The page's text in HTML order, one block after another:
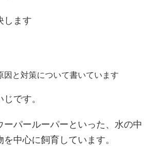
します
因と対策について書いています
です。
ーパールーパーといった、水の中
中心に飼育しています。